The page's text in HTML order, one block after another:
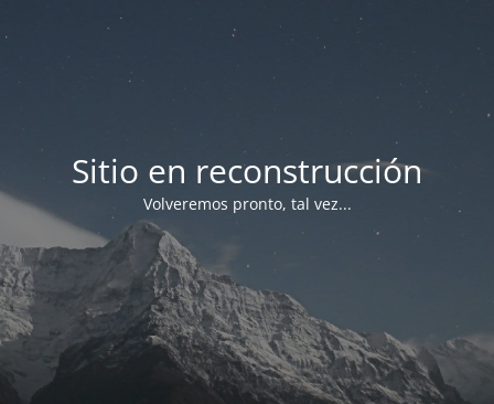
Sitio en reconstrucción
Volveremos pronto, tal vez...